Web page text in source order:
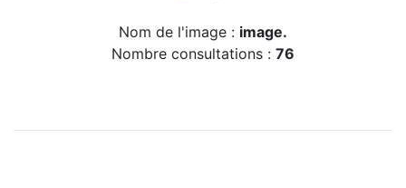
Nom de l'image : image.
Nombre consultations : 76